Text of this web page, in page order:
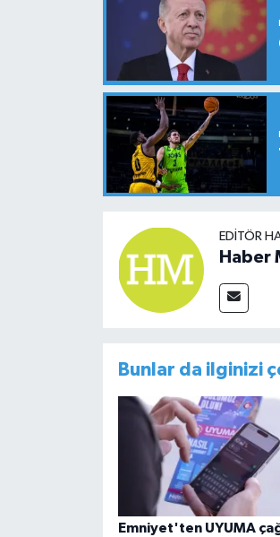
EDITÖR
Haber
Bunlar da ilginizi
Emniyet'ten UYUMA